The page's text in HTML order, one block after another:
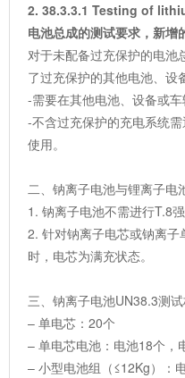
2. 38.3.3.1 Testing of
电池总成的测试要求，新增
对于未配备过充保护的电池
了过充保护的其他电池、设
-需要在其他电池、设备或车
-不含过充保护的充电系统
使用。
二、钠离子电池与锂离子电
1. 钠离子电池不需进行T.8
2. 针对钠离子电芯或钠离
时，电芯为满充状态。
三、钠离子电池UN38.3测试
– 单电芯：20个
– 单电芯电池：电池18个，
– 小型电池组（≤12Kg）：